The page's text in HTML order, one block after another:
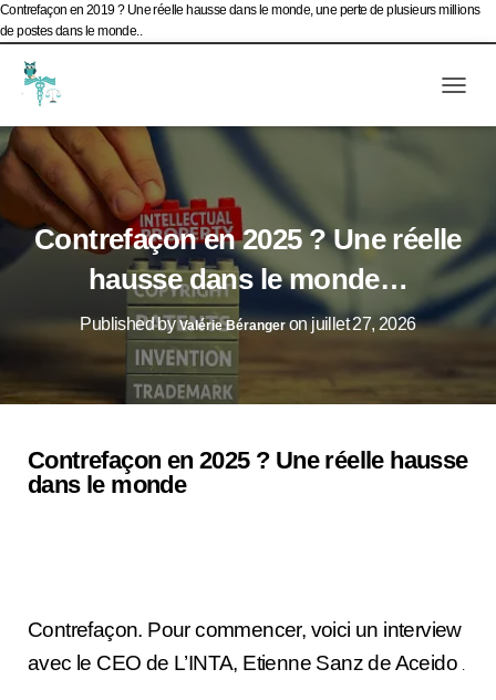
Contrefaçon en 2019 ? Une réelle hausse dans le monde, une perte de plusieurs millions
de postes dans le monde..
Contrefaçon en 2025 ? Une réelle
hausse dans le monde…
Published by Valérie Bérangeronjuillet 27, 2026
Contrefaçon en 2025 ? Une réelle hausse
dans le monde
Contrefaçon. Pour commencer, voici un interview
avec le CEO de L’INTA, Etienne Sanz de Aceido .